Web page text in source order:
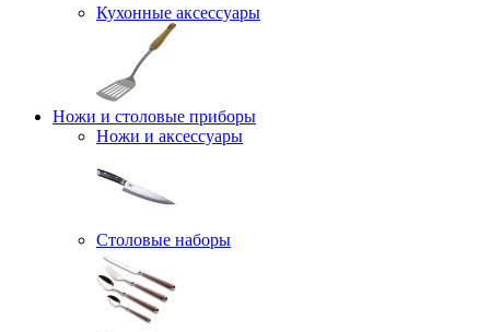
Кухонные аксессуары
Ножи и столовые приборы
Ножи и аксессуары
Столовые наборы